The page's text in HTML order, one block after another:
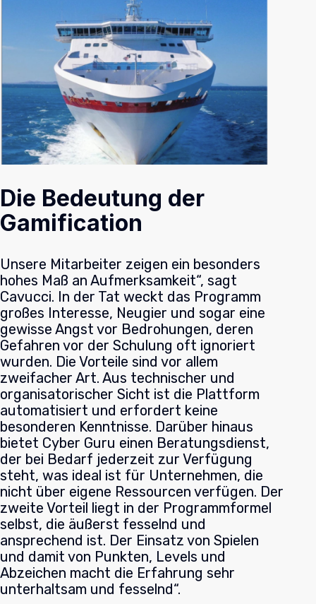
Die Bedeutung der
Gamification
Unsere Mitarbeiter zeigen ein besonders
hohes Maß an Aufmerksamkeit“, sagt
Cavucci. In der Tat weckt das Programm
großes Interesse, Neugier und sogar eine
gewisse Angst vor Bedrohungen, deren
Gefahren vor der Schulung oft ignoriert
wurden. Die Vorteile sind vor allem
zweifacher Art. Aus technischer und
organisatorischer Sicht ist die Plattform
automatisiert und erfordert keine
besonderen Kenntnisse. Darüber hinaus
bietet Cyber Guru einen Beratungsdienst,
der bei Bedarf jederzeit zur Verfügung
steht, was ideal ist für Unternehmen, die
nicht über eigene Ressourcen verfügen. Der
zweite Vorteil liegt in der Programmformel
selbst, die äußerst fesselnd und
ansprechend ist. Der Einsatz von Spielen
und damit von Punkten, Levels und
Abzeichen macht die Erfahrung sehr
unterhaltsam und fesselnd“.